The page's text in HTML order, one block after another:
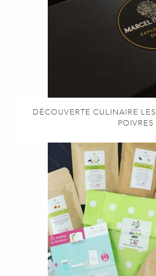
DÉCOUVERTE CULINAIRE
POIVRES